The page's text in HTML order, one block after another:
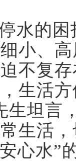
水的
小、
不复
生活
生坦言
生活
心水”